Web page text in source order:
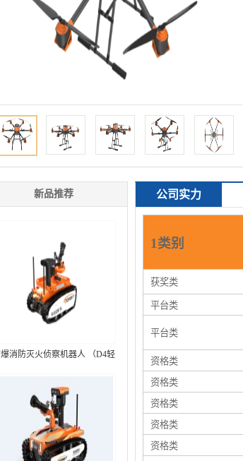
新品推荐
爆消防灭火侦察机器人 （D4轻
公司实力
1类别
获奖类
平台类
平台类
资格类
资格类
资格类
资格类
资格类